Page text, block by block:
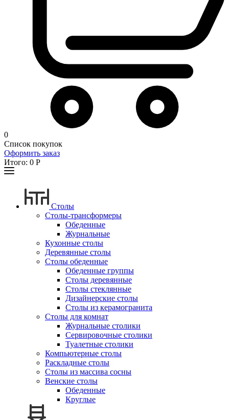
0
Список покупок
Оформить заказ
Итого: 0 Р
Столы
Столы-трансформеры
Обеденные
Журнальные
Кухонные столы
Деревянные столы
Столы обеденные
Обеденные группы
Столы деревянные
Столы стеклянные
Дизайнерские столы
Столы из керамогранита
Столы для комнат
Журнальные столики
Сервировочные столики
Туалетные столики
Компьютерные столы
Раскладные столы
Столы из массива сосны
Венские столы
Обеденные
Круглые